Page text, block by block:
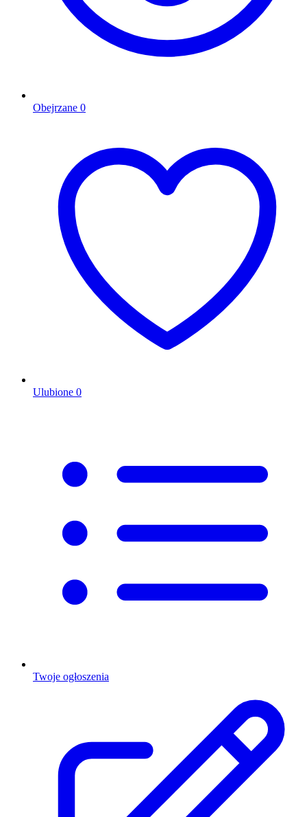
Obejrzane 0
Ulubione 0
Twoje ogłoszenia